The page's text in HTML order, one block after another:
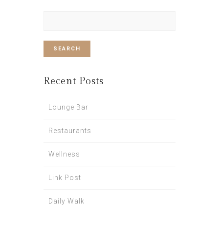
Recent Posts
Lounge Bar
Restaurants
Wellness
Link Post
Daily Walk